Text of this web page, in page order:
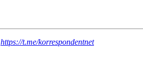
https://t.me/korrespondentnet